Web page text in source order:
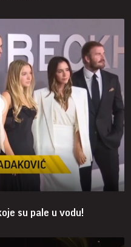
su pale u vodu!